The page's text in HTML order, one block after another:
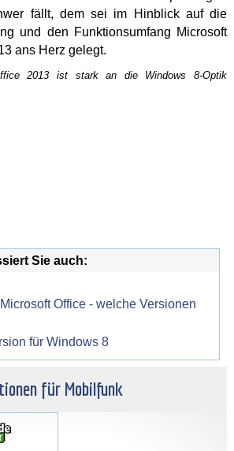
fällt, dem sei im Hinblick auf die
und den Funktionsumfang Microsoft
ans Herz gelegt.
2013 ist stark an die Windows 8-Optik
Sie auch:
Office - welche Versionen
für Windows 8
für Mobilfunk